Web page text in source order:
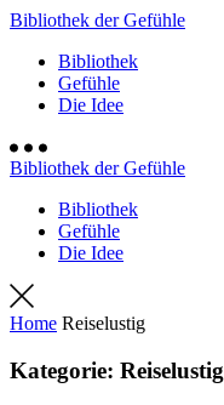
Bibliothek der Gefühle
Bibliothek
Gefühle
Die Idee
Bibliothek der Gefühle
Bibliothek
Gefühle
Die Idee
Home Reiselustig
Kategorie: Reiselustig